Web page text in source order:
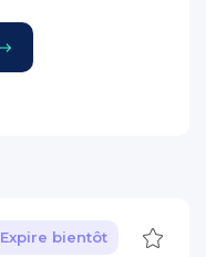
Expire bientôt